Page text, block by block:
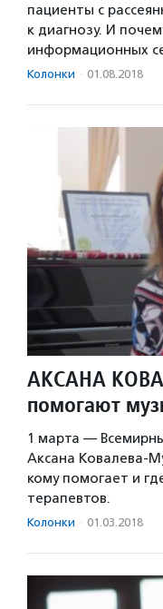
пациенты с
к диагнозу. И
информационных
Колонки · 01.08.2018
АКСАНА
помогают
1 марта —
Аксана Ковалева-
кому помогает и
терапевтов.
Колонки · 01.03.2018